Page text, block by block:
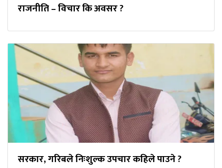
राजनीति – विचार कि अवसर ?
सरकार, गरिबले निःशुल्क उपचार कहिले पाउने ?